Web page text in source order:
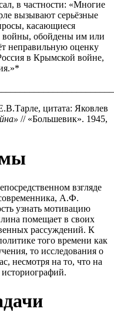
в частности: «Многие
вызывают серьёзные
касающиеся
войны, обойдены им или
неправильную оценку
в Крымской войне,
цитата: Яковлев
// «Большевик». 1945,
взгляде
А.Ф.
узнать мотивацию
помещает в своих
рассуждений. К
того времени как
то исследования о
несмотря на то, что на